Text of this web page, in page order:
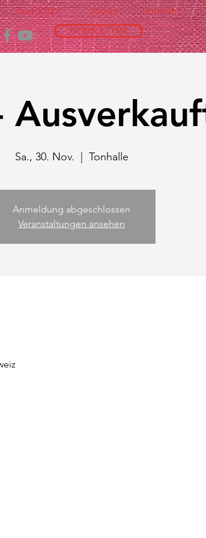
Tour 2027 Shows Kontakt
NEWSLETTER
Sa., 30. Nov. Tonhalle
Anmeldung abgeschlossen
Veranstaltungen ansehen